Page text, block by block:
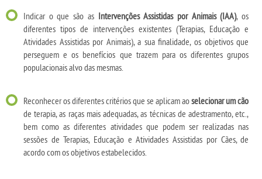
Indicar o que são as Intervenções Assistidas por Animais (IAA), os
diferentes tipos de intervenções existentes (Terapias, Educação e
Atividades Assistidas por Animais), a sua finalidade, os objetivos que
perseguem e os benefícios que trazem para os diferentes grupos
populacionais alvo das mesmas.
Reconhecer os diferentes critérios que se aplicam aoselecionar um cão
de terapia, as raças mais adequadas, as técnicas de adestramento, etc.,
bem como as diferentes atividades que podem ser realizadas nas
sessões de Terapias, Educação e Atividades Assistidas por Cães, de
acordo com os objetivos estabelecidos.